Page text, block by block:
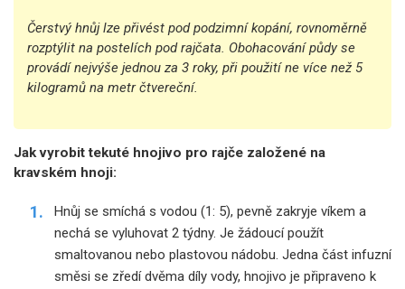
Čerstvý hnůj lze přivést pod podzimní kopání, rovnoměrně
rozptýlit na postelích pod rajčata. Obohacování půdy se
provádí nejvýše jednou za 3 roky, při použití ne více než 5
kilogramů na metr čtvereční.
Jak vyrobit tekuté hnojivo pro rajče založené na
kravském hnoji:
Hnůj se smíchá s vodou (1: 5), pevně zakryje víkem a
nechá se vyluhovat 2 týdny. Je žádoucí použít
smaltovanou nebo plastovou nádobu. Jedna část infuzní
směsi se zředí dvěma díly vody, hnojivo je připraveno k